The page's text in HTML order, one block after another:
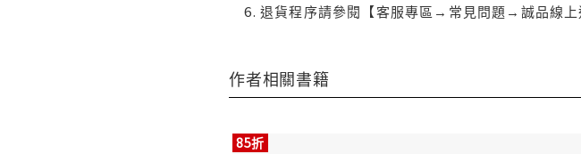
退貨程序請參閱【客服專區→常見問題→誠品線上
作者相關書籍
85折